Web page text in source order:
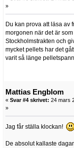
»
Du kan prova att läsa av
morgonen när det är
Stockholmstrakten och
mycket pellets har det
varit så länge
Mattias Engblom
« Svar #4 skrivet: 24 mars
»
Jag får ställa klockan!
De absolut kallaste